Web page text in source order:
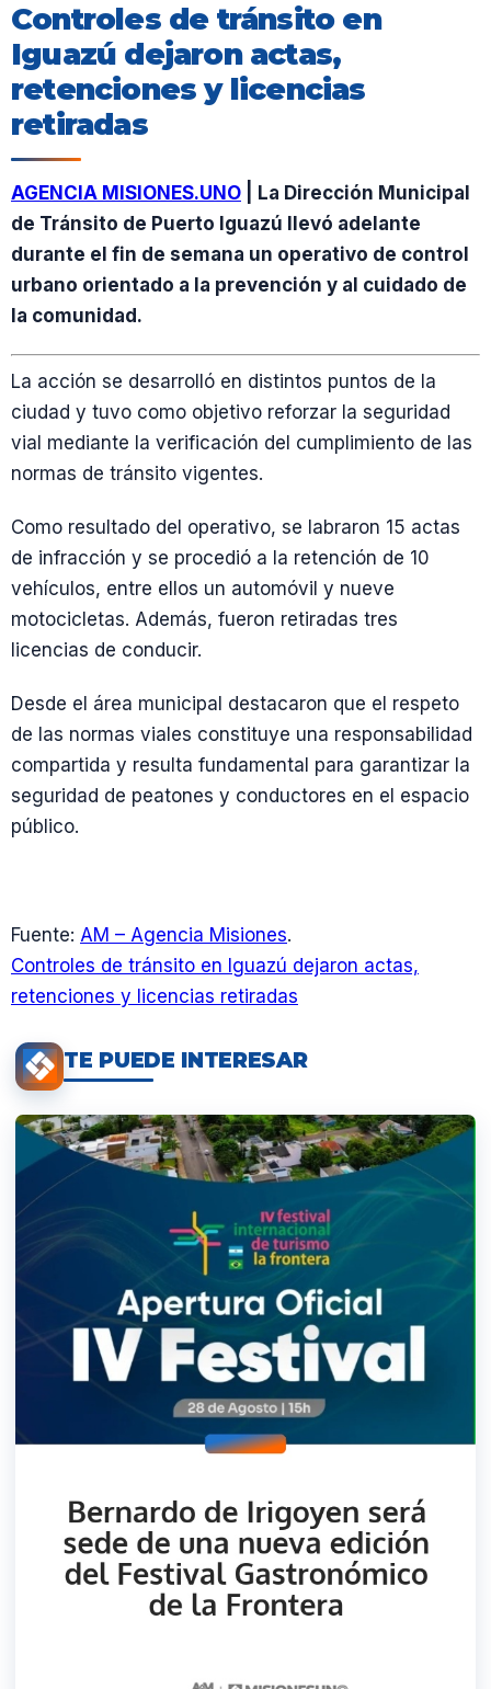
Controles de tránsito en
Iguazú dejaron actas,
retenciones y licencias
retiradas
AGENCIA MISIONES.UNO | La Dirección Municipal
de Tránsito de Puerto Iguazú llevó adelante
durante el fin de semana un operativo de control
urbano orientado a la prevención y al cuidado de
la comunidad.
La acción se desarrolló en distintos puntos de la
ciudad y tuvo como objetivo reforzar la seguridad
vial mediante la verificación del cumplimiento de las
normas de tránsito vigentes.
Como resultado del operativo, se labraron 15 actas
de infracción y se procedió a la retención de 10
vehículos, entre ellos un automóvil y nueve
motocicletas. Además, fueron retiradas tres
licencias de conducir.
Desde el área municipal destacaron que el respeto
de las normas viales constituye una responsabilidad
compartida y resulta fundamental para garantizar la
seguridad de peatones y conductores en el espacio
público.
Fuente: AM – Agencia Misiones.
Controles de tránsito en Iguazú dejaron actas,
retenciones y licencias retiradas
TE PUEDE INTERESAR